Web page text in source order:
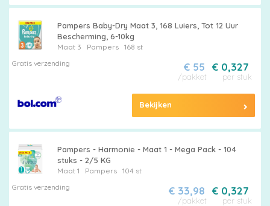
Pampers Baby-Dry Maat 3, 168 Luiers, Tot 12 Uur
Bescherming, 6-10kg
Maat 3 Pampers
168 st
Gratis verzending
€ 0,327
per stuk
€ 55
/pakket
Bekijken
Pampers - Harmonie - Maat 1 - Mega Pack - 104
stuks - 2/5 KG
Maat 1 Pampers
104 st
Gratis verzending
€ 0,327
per stuk
€ 33,98
/pakket